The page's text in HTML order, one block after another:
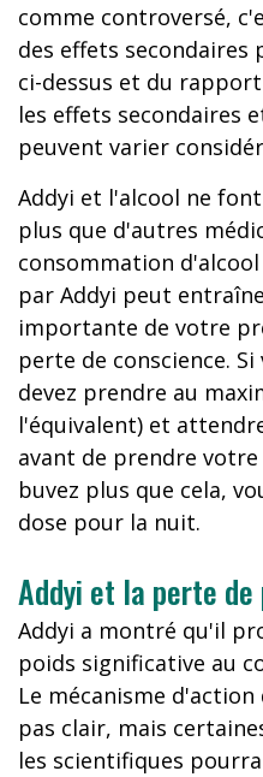
comme controversé,
des effets
ci-dessus et du
les effets secondaires
peuvent varier
Addyi et l'alcool ne
plus que d'autres
consommation
par Addyi peut
importante de votre
perte de conscience.
devez prendre au
l'équivalent) et
avant de prendre
buvez plus que cela,
dose pour la nuit.
Addyi et la perte de
Addyi a montré qu'il
poids significative au
Le mécanisme
pas clair, mais
les scientifiques